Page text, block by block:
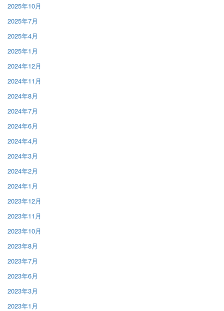
2025年10月
2025年7月
2025年4月
2025年1月
2024年12月
2024年11月
2024年8月
2024年7月
2024年6月
2024年4月
2024年3月
2024年2月
2024年1月
2023年12月
2023年11月
2023年10月
2023年8月
2023年7月
2023年6月
2023年3月
2023年1月